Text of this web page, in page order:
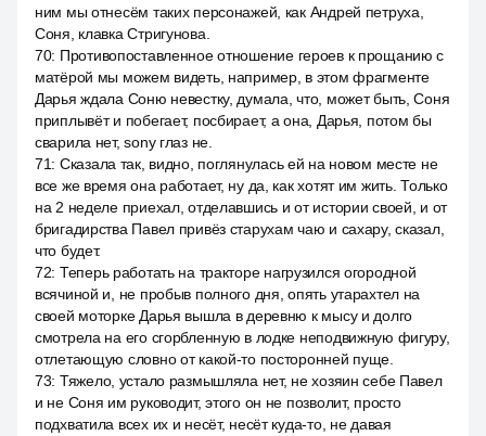
ним мы отнесём таких персонажей, как Андрей петруха,
Соня, клавка Стригунова.
70: Противопоставленное отношение героев к прощанию с
матёрой мы можем видеть, например, в этом фрагменте
Дарья ждала Соню невестку, думала, что, может быть, Соня
приплывёт и побегает, посбирает, а она, Дарья, потом бы
сварила нет, sony глаз не.
71: Сказала так, видно, поглянулась ей на новом месте не
все же время она работает, ну да, как хотят им жить. Только
на 2 неделе приехал, отделавшись и от истории своей, и от
бригадирства Павел привёз старухам чаю и сахару, сказал,
что будет.
72: Теперь работать на тракторе нагрузился огородной
всячиной и, не пробыв полного дня, опять утарахтел на
своей моторке Дарья вышла в деревню к мысу и долго
смотрела на его сгорбленную в лодке неподвижную фигуру,
отлетающую словно от какой-то посторонней пуще.
73: Тяжело, устало размышляла нет, не хозяин себе Павел
и не Соня им руководит, этого он не позволит, просто
подхватила всех их и несёт, несёт куда-то, не давая